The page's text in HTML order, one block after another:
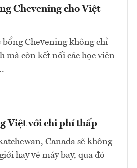
Chevening cho Việt
Chevening không chỉ
mà còn kết nối các học viên
Việt với chi phí thấp
Canada sẽ không
hay vé máy bay, qua đó